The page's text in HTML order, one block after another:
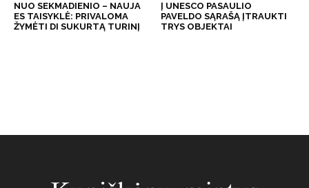
NUO SEKMADIENIO – NAUJA
ES TAISYKLĖ: PRIVALOMA
ŽYMĖTI DI SUKURTĄ TURINĮ
Į UNESCO PASAULIO
PAVELDO SĄRAŠĄ ĮTRAUKTI
TRYS OBJEKTAI